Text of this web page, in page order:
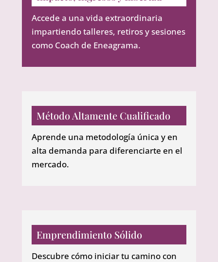
Accede a una vida extraordinaria
impartiendo talleres, retiros y sesiones
como Coach de Eneagrama.
Método Altamente Cualificado
Aprende una metodología única y en
alta demanda para diferenciarte en el
mercado.
Emprendimiento Sólido
Descubre cómo iniciar tu camino con